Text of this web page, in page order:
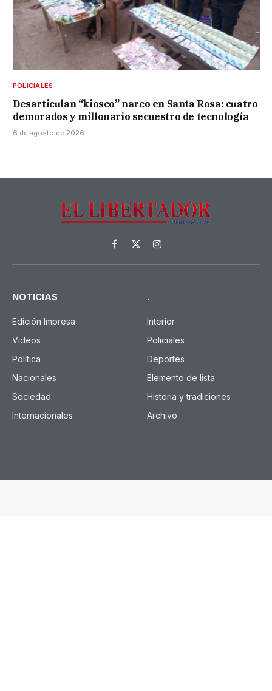
POLICIALES
Desarticulan “kiosco” narco en Santa Rosa: cuatro
demorados y millonario secuestro de tecnología
6 de agosto de 2026
Facebook
X
(Twitter)
Instagram
NOTICIAS
Edición Impresa
Videos
Política
Nacionales
Sociedad
Internacionales
.
Interior
Policiales
Deportes
Elemento de lista
Historia y tradiciones
Archivo